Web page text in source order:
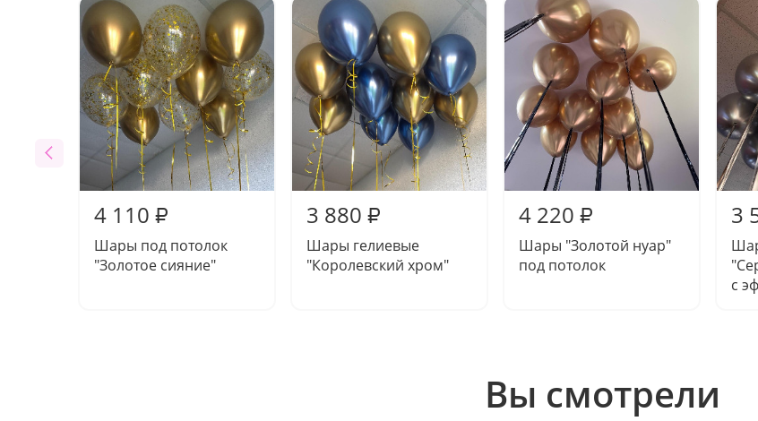
4 110 ₽
Шары под потолок
"Золотое сияние"
3 880 ₽
Шары гелиевые
"Королевский хром"
4 220 ₽
Шары "Золотой нуар"
под потолок
3
с
Вы смотрели